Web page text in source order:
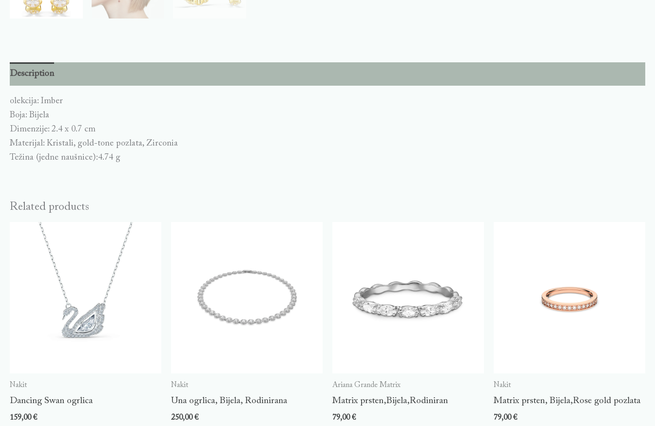
Description
olekcija: Imber
Boja: Bijela
Dimenzije: 2.4 x 0.7 cm
Materijal: Kristali, gold-tone pozlata, Zirconia
Težina (jedne naušnice):4.74 g
Related products
Nakit
Dancing Swan ogrlica
159,00€
Nakit
Una ogrlica, Bijela, Rodinirana
250,00€
Ariana Grande Matrix
Matrix prsten,Bijela,Rodiniran
79,00€
Nakit
Matrix prsten, Bijela,Rose gold pozlata
79,00€